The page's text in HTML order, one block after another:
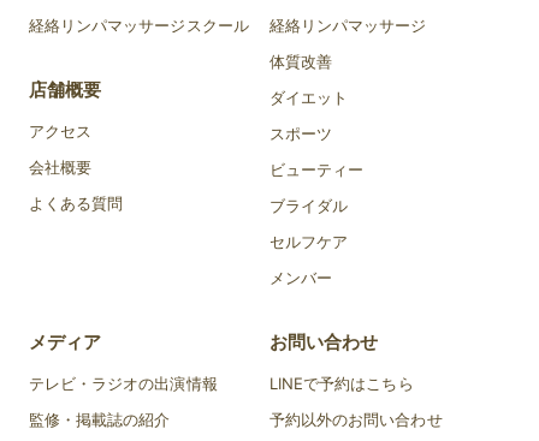
経絡リンパマッサージスクール
店舗概要
アクセス
会社概要
よくある質問
経絡リンパマッサージ
体質改善
ダイエット
スポーツ
ビューティー
ブライダル
セルフケア
メンバー
メディア
テレビ・ラジオの出演情報
監修・掲載誌の紹介
お問い合わせ
LINEで予約はこちら
予約以外のお問い合わせ